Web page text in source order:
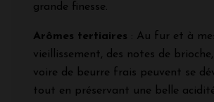
grande finesse.
Arômes tertiaires : Au fur et à
vieillissement, des notes de
voire de beurre frais peuvent se
tout en préservant une belle